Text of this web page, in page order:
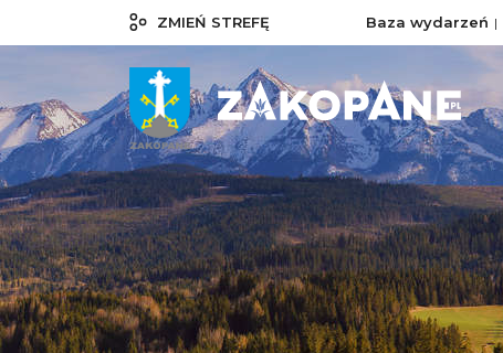
ZMIEŃ STREFĘ Baza wydarzeń